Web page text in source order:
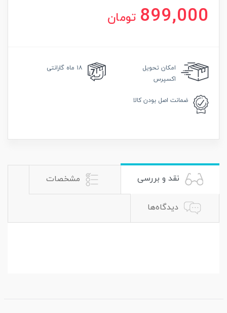
899,000 تومان
امکان تحویل
اکسپرس
۱۸ ماه گارانتی
ضمانت اصل بودن کالا
نقد و بررسی مشخصات
دیدگاه‌ها